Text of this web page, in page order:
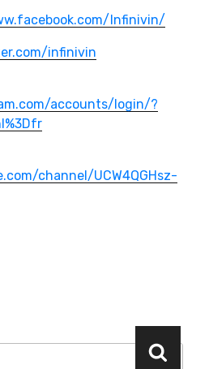
Infinivin/
infinivin
accounts/login/?
channel/UCW4QGHsz-